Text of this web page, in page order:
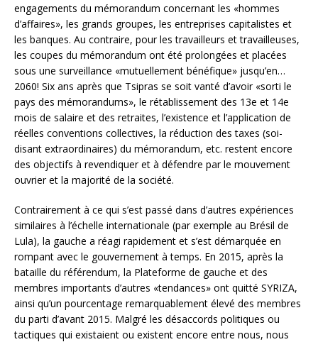
engagements du mémorandum concernant les «hommes
d’affaires», les grands groupes, les entreprises capitalistes et
les banques. Au contraire, pour les travailleurs et travailleuses,
les coupes du mémorandum ont été prolongées et placées
sous une surveillance «mutuellement bénéfique» jusqu’en…
2060! Six ans après que Tsipras se soit vanté d’avoir «sorti le
pays des mémorandums», le rétablissement des 13e et 14e
mois de salaire et des retraites, l’existence et l’application de
réelles conventions collectives, la réduction des taxes (soi-
disant extraordinaires) du mémorandum, etc. restent encore
des objectifs à revendiquer et à défendre par le mouvement
ouvrier et la majorité de la société.
Contrairement à ce qui s’est passé dans d’autres expériences
similaires à l’échelle internationale (par exemple au Brésil de
Lula), la gauche a réagi rapidement et s’est démarquée en
rompant avec le gouvernement à temps. En 2015, après la
bataille du référendum, la Plateforme de gauche et des
membres importants d’autres «tendances» ont quitté SYRIZA,
ainsi qu’un pourcentage remarquablement élevé des membres
du parti d’avant 2015. Malgré les désaccords politiques ou
tactiques qui existaient ou existent encore entre nous, nous